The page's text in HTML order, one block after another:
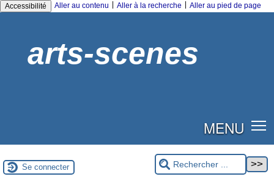
Accessibilité Aller au contenu Aller à la recherche Aller au pied de page
arts-scenes
MENU
Se connecter